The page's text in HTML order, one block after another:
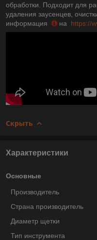
обработки. Подходит для
удаления заусенцев,
информация
на https://
Скрыть
Характеристики
Основные
Производитель
Страна производитель
Диаметр щетки
Тип инструмента